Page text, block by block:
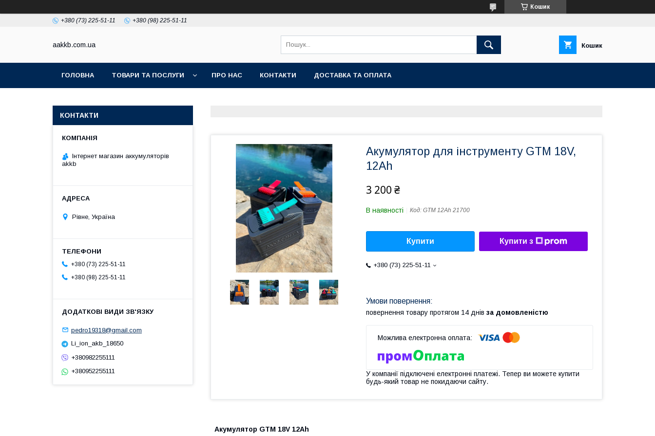
Кошик
+380 (73) 225-51-11 +380 (98) 225-51-11
aakkb.com.ua Кошик
ГОЛОВНА ТОВАРИ ТА ПОСЛУГИ ПРО НАС КОНТАКТИ ДОСТАВКА ТА ОПЛАТА
Акумулятор для інструменту GTM 18V,
12Ah
3 200 ₴
В наявності Код: GTM 12Ah 21700
Купити Купити з
+380 (73) 225-51-11
повернення товару протягом 14 днів за домовленістю
У компанії підключені електронні платежі. Тепер ви можете купити
будь-який товар не покидаючи сайту.
Акумулятор GTM 18V 12Ah
КОНТАКТИ
Інтернет магазин аккумуляторів
akkb
Рівне, Україна
+380 (73) 225-51-11
+380 (98) 225-51-11
pedro19318@gmail.com
Li_ion_akb_18650
+380982255111
+380952255111